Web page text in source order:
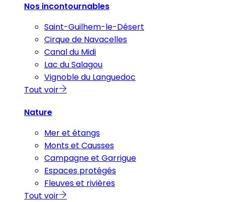
Nos incontournables
Saint-Guilhem-le-Désert
Cirque de Navacelles
Canal du Midi
Lac du Salagou
Vignoble du Languedoc
Tout voir
Nature
Mer et étangs
Monts et Causses
Campagne et Garrigue
Espaces protégés
Fleuves et rivières
Tout voir